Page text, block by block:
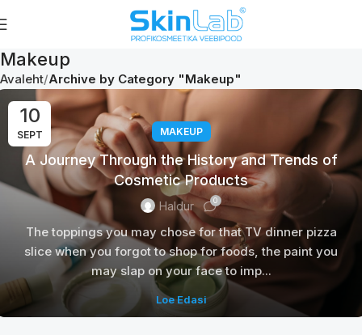
Makeup
Avaleht Archive by Category "Makeup"
10
SEPT MAKEUP
A Journey Through the History and Trends of
Cosmetic Products
Haldur 0
The toppings you may chose for that TV dinner pizza
slice when you forgot to shop for foods, the paint you
may slap on your face to imp...
Loe Edasi